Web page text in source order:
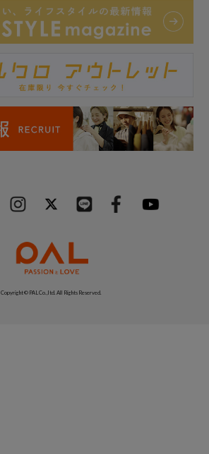
Copyright © PAL Co.,ltd. All Rights Reserved.